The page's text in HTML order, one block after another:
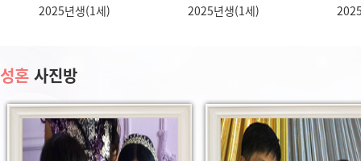
2025년생(1세) 2025년생(1세)
성혼 사진방